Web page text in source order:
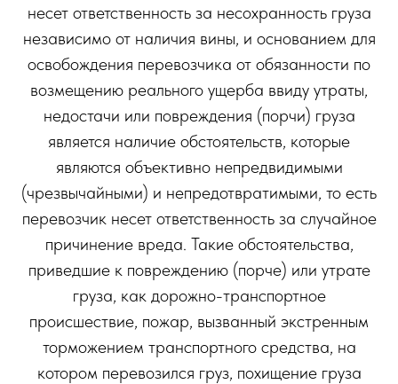
несет ответственность за несохранность груза
независимо от наличия вины, и основанием для
освобождения перевозчика от обязанности по
возмещению реального ущерба ввиду утраты,
недостачи или повреждения (порчи) груза
является наличие обстоятельств, которые
являются объективно непредвидимыми
(чрезвычайными) и непредотвратимыми, то есть
перевозчик несет ответственность за случайное
причинение вреда. Такие обстоятельства,
приведшие к повреждению (порче) или утрате
груза, как дорожно-транспортное
происшествие, пожар, вызванный экстренным
торможением транспортного средства, на
котором перевозился груз, похищение груза